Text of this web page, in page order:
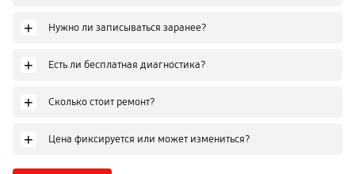
+ Нужно ли записываться заранее?
+ Есть ли бесплатная диагностика?
+ Сколько стоит ремонт?
+ Цена фиксируется или может измениться?